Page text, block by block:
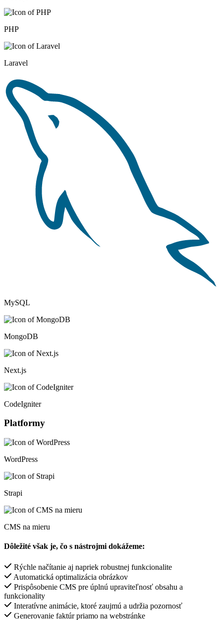
PHP
Laravel
MySQL
MongoDB
Next.js
CodeIgniter
Platformy
WordPress
Strapi
CMS na mieru
Dôležité však je, čo s nástrojmi dokážeme:
Rýchle načítanie aj napriek robustnej funkcionalite
Automatická optimalizácia obrázkov
Prispôsobenie CMS pre úplnú upraviteľnosť obsahu a
funkcionality
Interatívne animácie, ktoré zaujmú a udržia pozornosť
Generovanie faktúr priamo na webstránke